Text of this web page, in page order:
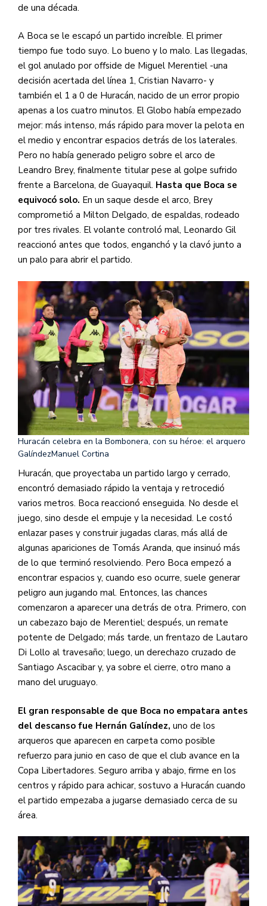
de una década.
A Boca se le escapó un partido increíble. El primer
tiempo fue todo suyo. Lo bueno y lo malo. Las llegadas,
el gol anulado por offside de Miguel Merentiel -una
decisión acertada del línea 1, Cristian Navarro- y
también el 1 a 0 de Huracán, nacido de un error propio
apenas a los cuatro minutos. El Globo había empezado
mejor: más intenso, más rápido para mover la pelota en
el medio y encontrar espacios detrás de los laterales.
Pero no había generado peligro sobre el arco de
Leandro Brey, finalmente titular pese al golpe sufrido
frente a Barcelona, de Guayaquil. Hasta que Boca se
equivocó solo. En un saque desde el arco, Brey
comprometió a Milton Delgado, de espaldas, rodeado
por tres rivales. El volante controló mal, Leonardo Gil
reaccionó antes que todos, enganchó y la clavó junto a
un palo para abrir el partido.
Huracán celebra en la Bombonera, con su héroe: el arquero
GalíndezManuel Cortina
Huracán, que proyectaba un partido largo y cerrado,
encontró demasiado rápido la ventaja y retrocedió
varios metros. Boca reaccionó enseguida. No desde el
juego, sino desde el empuje y la necesidad. Le costó
enlazar pases y construir jugadas claras, más allá de
algunas apariciones de Tomás Aranda, que insinuó más
de lo que terminó resolviendo. Pero Boca empezó a
encontrar espacios y, cuando eso ocurre, suele generar
peligro aun jugando mal. Entonces, las chances
comenzaron a aparecer una detrás de otra. Primero, con
un cabezazo bajo de Merentiel; después, un remate
potente de Delgado; más tarde, un frentazo de Lautaro
Di Lollo al travesaño; luego, un derechazo cruzado de
Santiago Ascacibar y, ya sobre el cierre, otro mano a
mano del uruguayo.
El gran responsable de que Boca no empatara antes
del descanso fue Hernán Galíndez, uno de los
arqueros que aparecen en carpeta como posible
refuerzo para junio en caso de que el club avance en la
Copa Libertadores. Seguro arriba y abajo, firme en los
centros y rápido para achicar, sostuvo a Huracán cuando
el partido empezaba a jugarse demasiado cerca de su
área.